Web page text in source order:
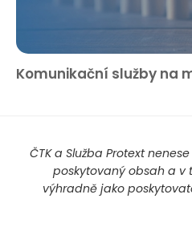
Komunikační služby na
ČTK a Služba Protext
poskytovaný obsah a v
výhradně jako